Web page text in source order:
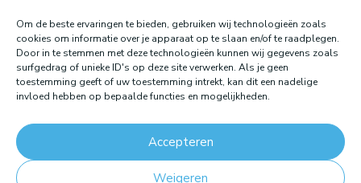
Om de beste ervaringen te bieden, gebruiken wij technologieën zoals
cookies om informatie over je apparaat op te slaan en/of te raadplegen.
Door in te stemmen met deze technologieën kunnen wij gegevens zoals
surfgedrag of unieke ID's op deze site verwerken. Als je geen
toestemming geeft of uw toestemming intrekt, kan dit een nadelige
invloed hebben op bepaalde functies en mogelijkheden.
Accepteren
Weigeren
Contact
Website gemaakt door: LOEQ